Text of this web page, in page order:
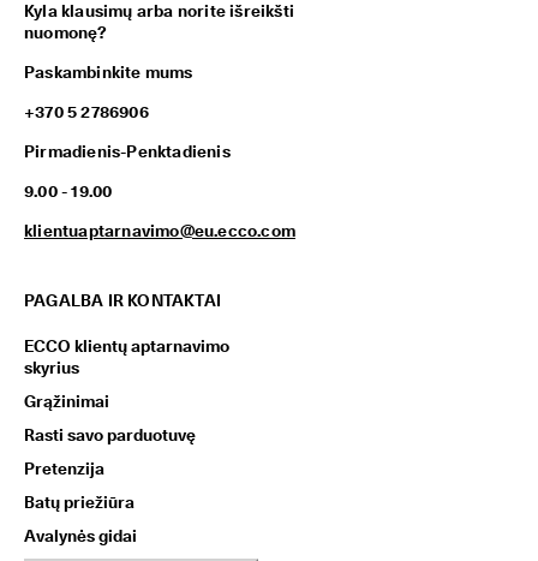
Kyla klausimų arba norite išreikšti
nuomonę?
Paskambinkite mums
+370 5 2786906
Pirmadienis-Penktadienis
9.00 - 19.00
klientuaptarnavimo@eu.ecco.com
PAGALBA IR KONTAKTAI
ECCO klientų aptarnavimo
skyrius
Grąžinimai
Rasti savo parduotuvę
Pretenzija
Batų priežiūra
Avalynės gidai